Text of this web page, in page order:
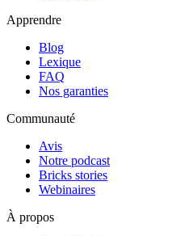
Apprendre
Blog
Lexique
FAQ
Nos garanties
Communauté
Avis
Notre podcast
Bricks stories
Webinaires
À propos